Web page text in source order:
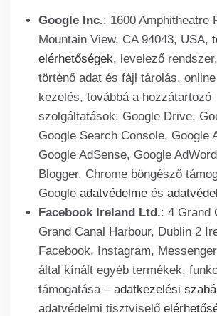
Google Inc.: 1600 Amphitheatre
Mountain View, CA 94043, USA,
elérhetőségek, levelező
történő adat és fájl tárolás,
kezelés, továbbá a hozzátartozó
szolgáltatások: Google Drive,
Google Search Console, Google
Google AdSense, Google
Blogger, Chrome böngésző
Google adatvédelme és
Facebook Ireland Ltd.: 4 Grand
Grand Canal Harbour, Dublin 2
Facebook, Instagram,
által kínált egyéb termékek,
támogatása – adatkezelési
adatvédelmi tisztviselő